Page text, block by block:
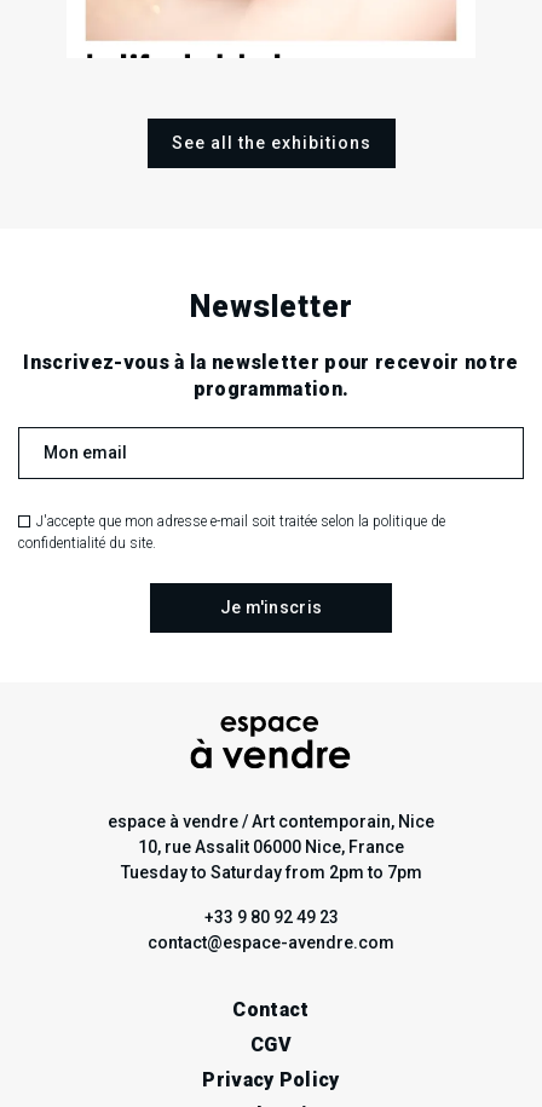
See all the exhibitions
Newsletter
Inscrivez-vous à la newsletter pour recevoir notre
programmation.
J'accepte que mon adresse e-mail soit traitée selon la politique de
confidentialité du site.
espace à vendre / Art contemporain, Nice
10, rue Assalit 06000 Nice, France
Tuesday to Saturday from 2pm to 7pm
+33 9 80 92 49 23
contact@espace-avendre.com
Contact
CGV
Privacy Policy